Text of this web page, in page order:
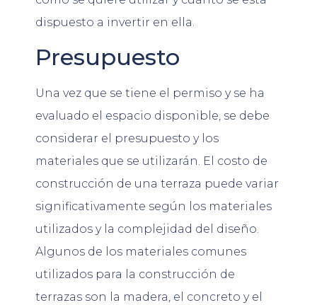
dispuesto a invertir en ella.
Presupuesto
Una vez que se tiene el permiso y se ha
evaluado el espacio disponible, se debe
considerar el presupuesto y los
materiales que se utilizarán. El costo de
construcción de una terraza puede variar
significativamente según los materiales
utilizados y la complejidad del diseño.
Algunos de los materiales comunes
utilizados para la construcción de
terrazas son la madera, el concreto y el